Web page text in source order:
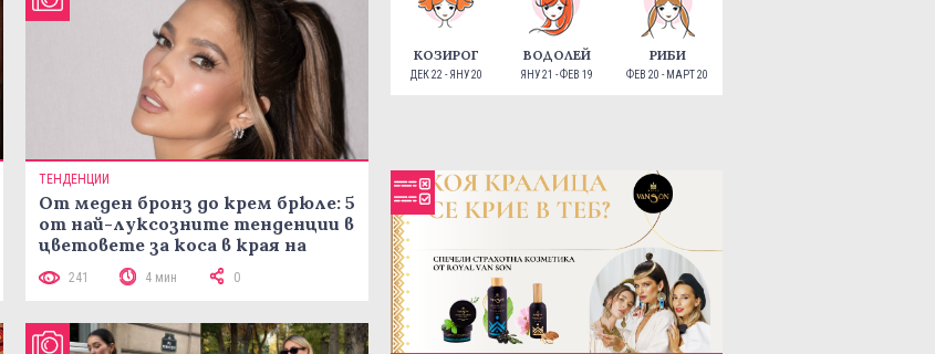
ТЕНДЕНЦИИ
От меден бронз до крем брюле: 5
от най-луксозните тенденции в
цветовете за коса в края на
241 4 мин 0
КОЗИРОГ
ДЕК 22 - ЯНУ 20
ВОДОЛЕЙ
ЯНУ 21 - ФЕВ 19
РИБИ
ФЕВ 20 - МАРТ 20